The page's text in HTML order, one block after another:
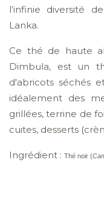
l’infinie diversité
Lanka.
Ce thé de haute
Dimbula, est un
d'abricots séchés
idéalement des
grillées, terrine de
cuites, desserts
Ingrédient : Thé noir (